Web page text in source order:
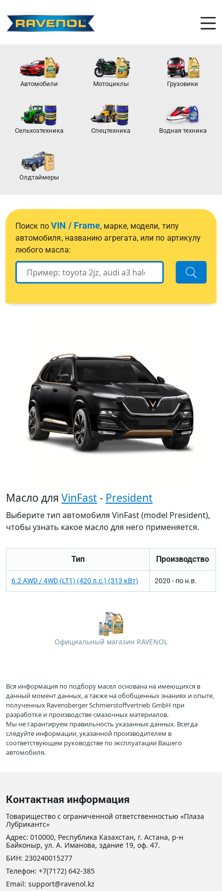
Автомобили Мотоциклы Грузовики
Сельхозтехника Спецтехника Водная техника
Олдтаймеры
Поиск поVIN / Frame, марке, модели, типу
автомобиля, названию агрегата, или по артикулу
любого масла:
Масло для VinFast- President
Выберите тип автомобиля VinFast (model President),
чтобы узнать какое масло для него применяется.
Тип Производство
6.2 AWD / 4WD (LT1) (420 л.с.) (313 кВт) 2020 - по н.в.
Официальный магазин RAVENOL
Вся информация по подбору масел основана на имеющихся в
данный момент данных, а также на обобщенных знаниях и опыте,
полученных Ravensberger Schmierstoffvertrieb GmbH при
разработке и производстве смазочных материалов.
Мы не гарантируем правильность указанных данных. Всегда
следуйте информации, указанной производителем в
соответствующем руководстве по эксплуатации Вашего
автомобиля.
Контактная информация
Товарищество с ограниченной ответственностью «Плаза
Лубрикантс»
Адрес: 010000, Республика Казахстан, г. Астана, р-н
Байконыр, ул. А. Иманова, здание 19, оф. 47.
БИН: 230240015277
Телефон: +7(7172) 642-385
Email: support@ravenol.kz